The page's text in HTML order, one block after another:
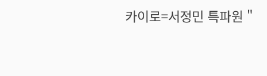
카이로=서정민 특파원 "